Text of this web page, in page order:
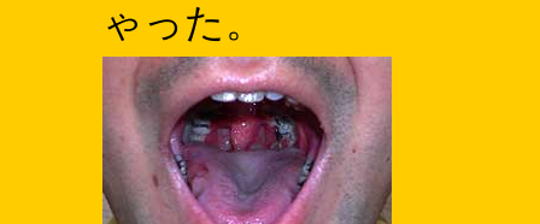
ゃった。